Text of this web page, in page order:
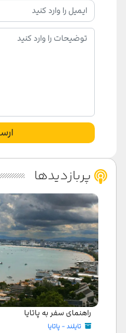
پربازدیدها
راهنمای سفر به پاتایا
تایلند - پاتایا